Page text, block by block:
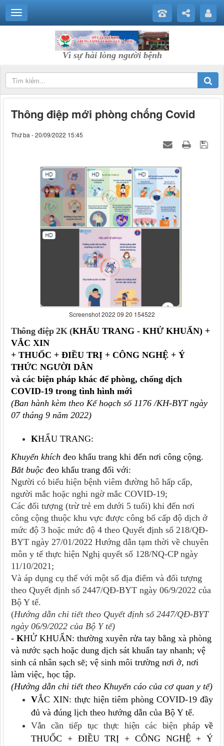
Vì sự hài lòng người bệnh
Thông điệp mới phòng chống Covid
Thứ ba - 20/09/2022 15:45
Screenshot 2022 09 20 154522
Thôngđiệp2K (KHẨU TRANG - KHỬ KHUẨN) +
VẮC XIN
+ THUỐC + ĐIỀU TRỊ + CÔNG NGHỆ + Ý
THỨC NGƯỜI DÂN
và các biện pháp khác để phòng, chống dịch
COVID-19 trong tình hình mới
(Ban hành kèm theo Kế hoạch số 1176 /KH-BYT ngày
07 tháng 9 năm 2022)
KHẨU TRANG:
Khuyến khích đeo khẩu trang khi đến nơi công cộng.
Bắt buộc đeo khẩu trang đối với:
Người có biểu hiện bệnh viêm đường hô hấp cấp,
người mắc hoặc nghi ngờ mắc COVID-19;
Các đối tượng (trừ trẻ em dưới 5 tuổi) khi đến nơi
công cộng thuộc khu vực được công bố cấp độ dịch ở
mức độ 3 hoặc mức độ 4 theo Quyết định số 218/QĐ-
BYT ngày 27/01/2022 Hướng dẫn tạm thời về chuyên
môn y tế thực hiện Nghị quyết số 128/NQ-CP ngày
11/10/2021;
Và áp dụng cụ thể với một số địa điểm và đối tượng
theo Quyết định số 2447/QĐ-BYT ngày 06/9/2022 của
Bộ Y tế.
(Hướng dẫn chi tiết theo Quyết định số 2447/QĐ-BYT
ngày 06/9/2022 của Bộ Y tế)
- KHỬ KHUẨN: thường xuyên rửa tay bằng xà phòng
và nước sạch hoặc dung dịch sát khuẩn tay nhanh; vệ
sinh cá nhân sạch sẽ; vệ sinh môi trường nơi ở, nơi
làm việc, học tập.
(Hướng dẫn chi tiết theo Khuyến cáo của cơ quan y tế)
VẮC XIN: thực hiện tiêm phòng COVID-19 đầy
đủ và đúng lịch theo hướng dẫn của Bộ Y tế.
Vẫn cần tiếp tục thực hiện các biện pháp về
THUỐC + ĐIỀU TRỊ + CÔNG NGHỆ + Ý